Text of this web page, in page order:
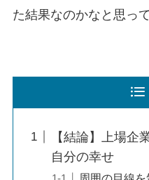
た結果なのかなと思っ
【結論】上場企
自分の幸せ